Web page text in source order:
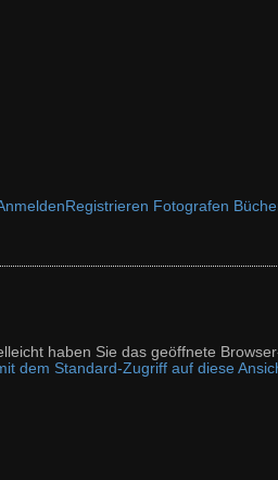
Registrieren Fotografen
haben Sie das geöffnete
dem Standard-Zugriff auf diese